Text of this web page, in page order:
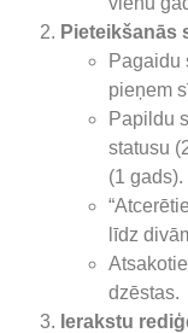
Pieteikšanās
Pagaidu
pieņem
Papildu
statusu
(1 gads).
līdz
dzēstas.
Ierakstu